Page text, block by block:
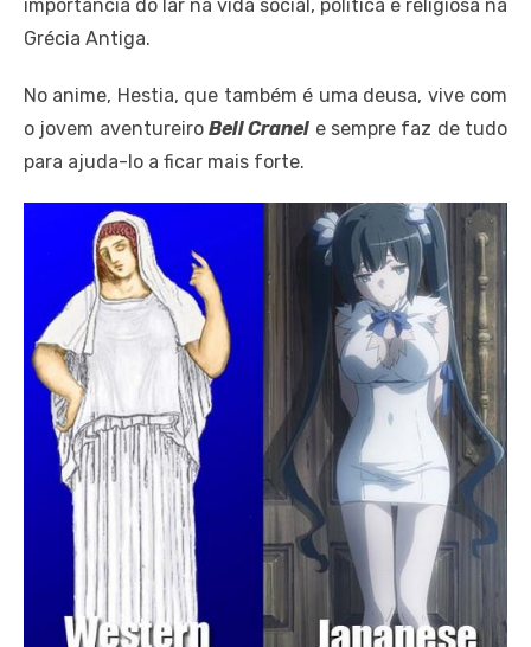
importância do lar na vida social, política e religiosa na
Grécia Antiga.
No anime, Hestia, que também é uma deusa, vive com
o jovem aventureiro Bell Cranel e sempre faz de tudo
para ajuda-lo a ficar mais forte.